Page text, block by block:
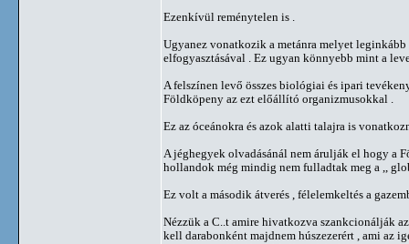
Ezenkívül reménytelen is .
Ugyanez vonatkozik a metánra melyet
elfogyasztásával . Ez ugyan könnyebb mint a
A felszínen levő összes biológiai és ipari
Földköpeny az ezt előállító organizmusokkal .
Ez az óceánokra és azok alatti talajra is
A jéghegyek olvadásánál nem árulják el hogy a
hollandok még mindig nem fulladtak meg a ,,
Ez volt a második átverés , félelemkeltés a
Nézzük a C..t amire hivatkozva szankcionálják
kell darabonként majdnem húszezerért , ami az